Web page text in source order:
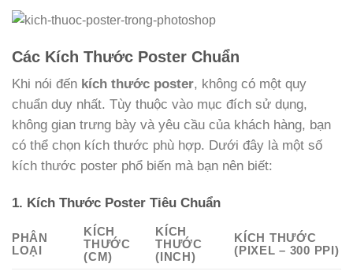
Các Kích Thước Poster Chuẩn
Khi nói đến kích thước poster, không có một quy
chuẩn duy nhất. Tùy thuộc vào mục đích sử dụng,
không gian trưng bày và yêu cầu của khách hàng, bạn
có thể chọn kích thước phù hợp. Dưới đây là một số
kích thước poster phổ biến mà bạn nên biết:
1. Kích Thước Poster Tiêu Chuẩn
PHÂN
LOẠI
KÍCH
THƯỚC
(CM)
KÍCH
THƯỚC
(INCH)
KÍCH THƯỚC
(PIXEL – 300 PPI)